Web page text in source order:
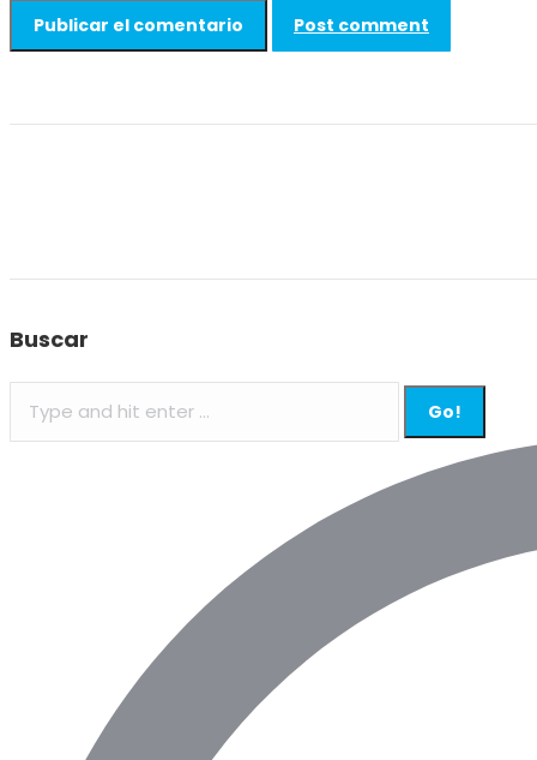
Post comment
Buscar